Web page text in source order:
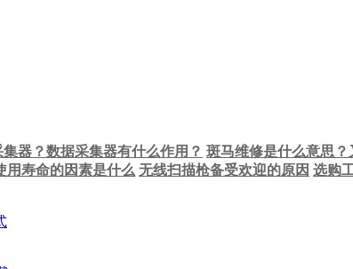
器？数据采集器有什么作用？ 斑马维修是什么意思
用寿命的因素是什么 无线扫描枪备受欢迎的原因 选购